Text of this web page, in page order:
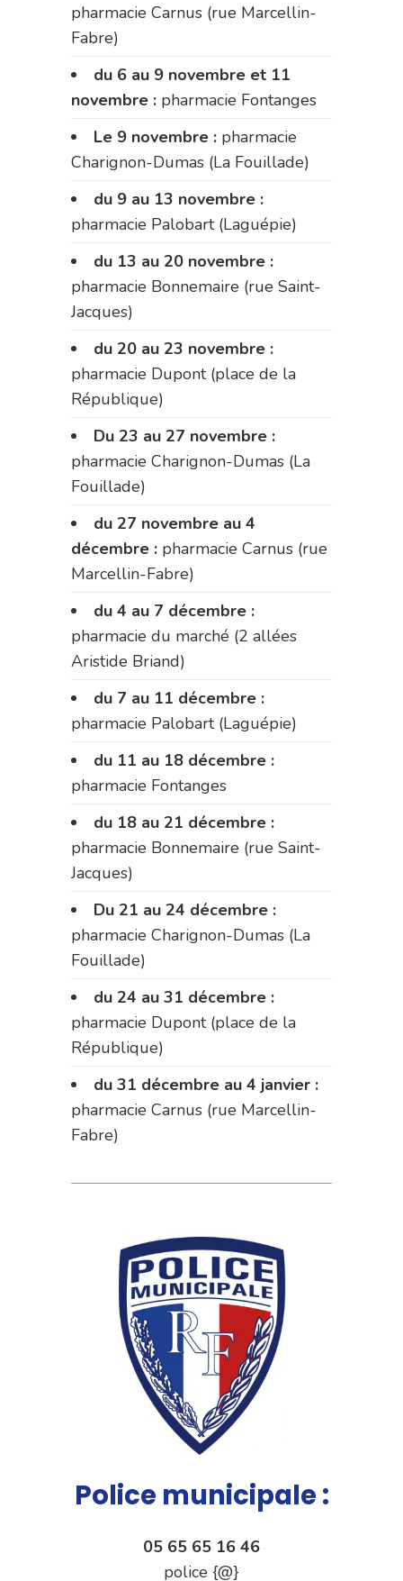
pharmacie Carnus (rue Marcellin-
Fabre)
du 6 au 9 novembre et 11
novembre : pharmacie Fontanges
Le 9 novembre : pharmacie
Charignon-Dumas (La Fouillade)
du 9 au 13 novembre :
pharmacie Palobart (Laguépie)
du 13 au 20 novembre :
pharmacie Bonnemaire (rue Saint-
Jacques)
du 20 au 23 novembre :
pharmacie Dupont (place de la
République)
Du 23 au 27 novembre :
pharmacie Charignon-Dumas (La
Fouillade)
du 27 novembre au 4
décembre : pharmacie Carnus (rue
Marcellin-Fabre)
du 4 au 7 décembre :
pharmacie du marché (2 allées
Aristide Briand)
du 7 au 11 décembre :
pharmacie Palobart (Laguépie)
du 11 au 18 décembre :
pharmacie Fontanges
du 18 au 21 décembre :
pharmacie Bonnemaire (rue Saint-
Jacques)
Du 21 au 24 décembre :
pharmacie Charignon-Dumas (La
Fouillade)
du 24 au 31 décembre :
pharmacie Dupont (place de la
République)
du 31 décembre au 4 janvier :
pharmacie Carnus (rue Marcellin-
Fabre)
Police municipale :
05 65 65 16 46
police {@}